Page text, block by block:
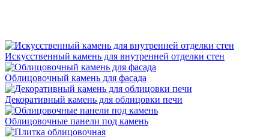
Искусственный камень для внутренней отделки стен
Облицовочный камень для фасада
Декоративный камень для облицовки печи
Облицовочные панели под камень